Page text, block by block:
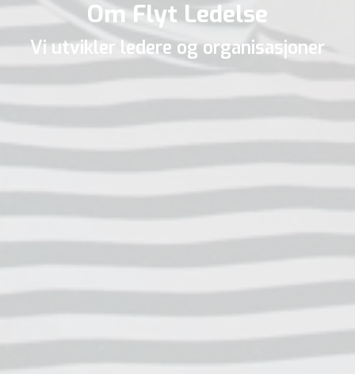
Om Flyt Ledelse
Vi utvikler ledere og organisasjoner